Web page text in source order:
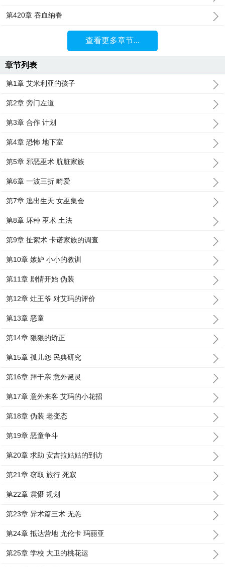
第420章 吞血纳眷
查看更多章节...
章节列表
第1章 艾米利亚的孩子
第2章 旁门左道
第3章 合作 计划
第4章 恐怖 地下室
第5章 邪恶巫术 肮脏家族
第6章 一波三折 畸爱
第7章 逃出生天 女巫集会
第8章 坏种 巫术 土法
第9章 扯絮术 卡诺家族的调查
第10章 嫉妒 小小的教训
第11章 剧情开始 伪装
第12章 灶王爷 对艾玛的评价
第13章 恶童
第14章 狠狠的矫正
第15章 孤儿怨 民典研究
第16章 拜干亲 意外诞灵
第17章 意外来客 艾玛的小花招
第18章 伪装 老变态
第19章 恶童争斗
第20章 求助 安吉拉姑姑的到访
第21章 窃取 旅行 死寂
第22章 震慑 规划
第23章 异术篇三术 无恙
第24章 抵达营地 尤伦卡 玛丽亚
第25章 学校 大卫的桃花运